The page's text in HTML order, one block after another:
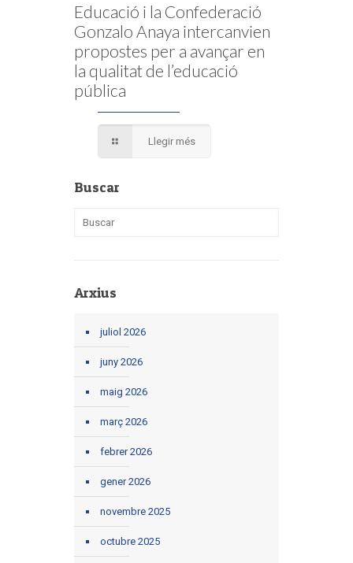
Educació i la Confederació
Gonzalo Anaya intercanvien
propostes per a avançar en
la qualitat de l’educació
pública
Llegir més
Buscar
Arxius
juliol 2026
juny 2026
maig 2026
març 2026
febrer 2026
gener 2026
novembre 2025
octubre 2025